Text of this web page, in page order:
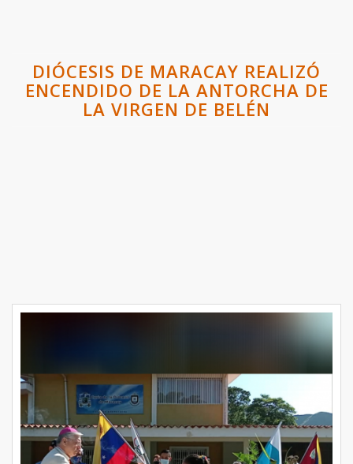
DIÓCESIS DE MARACAY REALIZÓ
ENCENDIDO DE LA ANTORCHA DE
LA VIRGEN DE BELÉN